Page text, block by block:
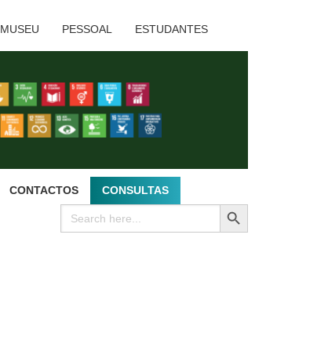
MUSEU PESSOAL ESTUDANTES
CONTACTOS CONSULTAS
Search
for:
SEARCH BUTTON